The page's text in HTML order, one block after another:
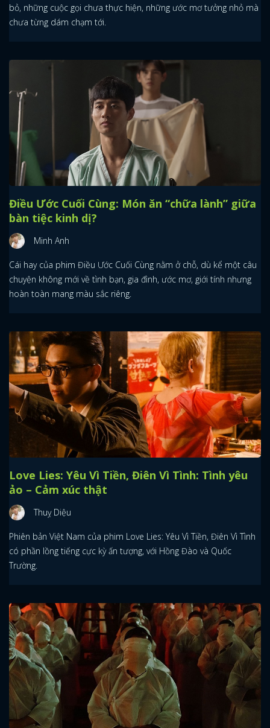
bỏ, những cuộc gọi chưa thực hiện, những ước mơ tưởng nhỏ mà
chưa từng dám chạm tới.
Điều Ước Cuối Cùng: Món ăn “chữa lành” giữa
bàn tiệc kinh dị?
Minh Anh
Cái hay của phim Điều Ước Cuối Cùng nằm ở chỗ, dù kể một câu
chuyện không mới về tình bạn, gia đình, ước mơ, giới tính nhưng
hoàn toàn mang màu sắc riêng.
Love Lies: Yêu Vì Tiền, Điên Vì Tình: Tình yêu
ảo – Cảm xúc thật
Thuỵ Diệu
Phiên bản Việt Nam của phim Love Lies: Yêu Vì Tiền, Điên Vì Tình
có phần lồng tiếng cực kỳ ấn tượng, với Hồng Đào và Quốc
Trường.